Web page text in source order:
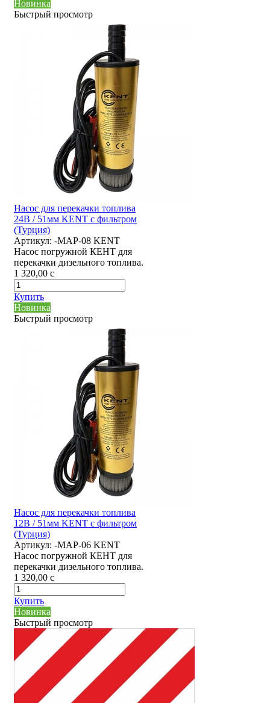
Новинка
Быстрый просмотр
Насос для перекачки топлива
24В / 51мм KENT с фильтром
(Турция)
Артикул: -MAP-08 KENT
Насос погружной КЕНТ для
перекачки дизельного топлива.
1 320,00 c
Купить
Новинка
Быстрый просмотр
Насос для перекачки топлива
12В / 51мм KENT с фильтром
(Турция)
Артикул: -MAP-06 KENT
Насос погружной КЕНТ для
перекачки дизельного топлива.
1 320,00 c
Купить
Новинка
Быстрый просмотр